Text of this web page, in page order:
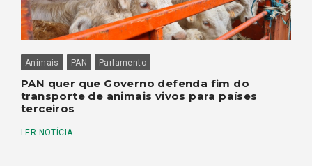
Animais PAN Parlamento
PAN quer que Governo defenda fim do
transporte de animais vivos para países
terceiros
LER NOTÍCIA